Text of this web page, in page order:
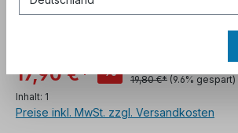
17,90 €* %
19,80 €* (9.6% gespart)
Inhalt: 1
Preise inkl. MwSt. zzgl. Versandkosten